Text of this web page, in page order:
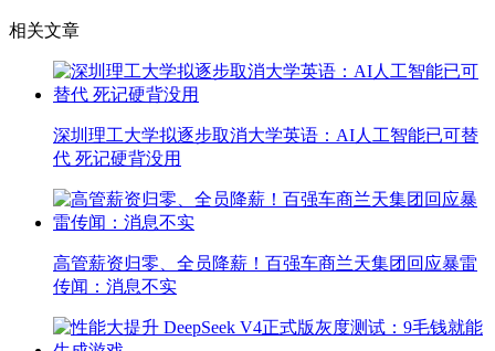
相关文章
深圳理工大学拟逐步取消大学英语：AI人工智能已可替
代 死记硬背没用
高管薪资归零、全员降薪！百强车商兰天集团回应暴雷
传闻：消息不实